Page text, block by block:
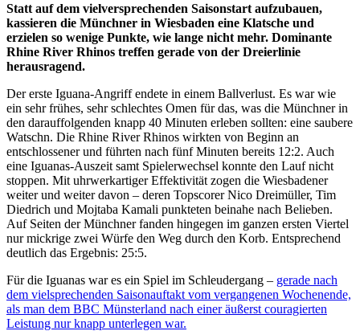
Statt auf dem vielversprechenden Saisonstart aufzubauen,
kassieren die Münchner in Wiesbaden eine Klatsche und
erzielen so wenige Punkte, wie lange nicht mehr. Dominante
Rhine River Rhinos treffen gerade von der Dreierlinie
herausragend.
Der erste Iguana-Angriff endete in einem Ballverlust. Es war wie
ein sehr frühes, sehr schlechtes Omen für das, was die Münchner in
den darauffolgenden knapp 40 Minuten erleben sollten: eine saubere
Watschn. Die Rhine River Rhinos wirkten von Beginn an
entschlossener und führten nach fünf Minuten bereits 12:2. Auch
eine Iguanas-Auszeit samt Spielerwechsel konnte den Lauf nicht
stoppen. Mit uhrwerkartiger Effektivität zogen die Wiesbadener
weiter und weiter davon – deren Topscorer Nico Dreimüller, Tim
Diedrich und Mojtaba Kamali punkteten beinahe nach Belieben.
Auf Seiten der Münchner fanden hingegen im ganzen ersten Viertel
nur mickrige zwei Würfe den Weg durch den Korb. Entsprechend
deutlich das Ergebnis: 25:5.
Für die Iguanas war es ein Spiel im Schleudergang – gerade nach
dem vielsprechenden Saisonauftakt vom vergangenen Wochenende,
als man dem BBC Münsterland nach einer äußerst couragierten
Leistung nur knapp unterlegen war.